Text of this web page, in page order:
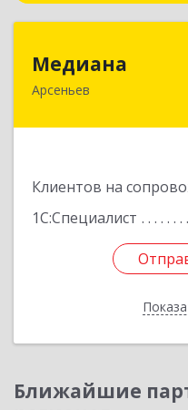
Медиана
Арсеньев
Клиентов на
1С:Специалист
Ближайшие